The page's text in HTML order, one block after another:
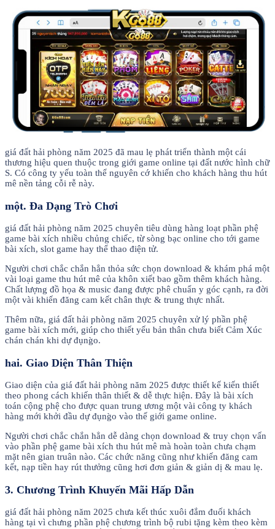
giá đất hải phòng năm 2025 đã mau lẹ phát triển thành một cái
thương hiệu quen thuộc trong giới game online tại đất nước hình chữ
S. Có công ty yếu toàn thể nguyên cớ khiến cho khách hàng thu hút
mê nền tảng cỗi rễ này.
một. Đa Dạng Trò Chơi
giá đất hải phòng năm 2025 chuyên tiêu dùng hàng loạt phần phệ
game bài xích nhiều chủng chiếc, từ sòng bạc online cho tới game
bài xích, slot game hay thể thao điện tử.
Người chơi chắc chắn hẳn thỏa sức chọn download & khám phá một
vài loại game thu hút mê của khôn xiết bao gồm thêm khách hàng.
Chất lượng đồ họa & music đang được phê chuẩn y góc cạnh, ra đời
một vài khiến đăng cam kết chân thực & trung thực nhất.
Thêm nữa, giá đất hải phòng năm 2025 chuyên xử lý phần phệ
game bài xích mới, giúp cho thiết yếu bản thân chưa biết Cảm Xúc
chán chán khi dự đụng̀o.
hai. Giao Diện Thân Thiện
Giao diện của giá đất hải phòng năm 2025 được thiết kế kiến thiết
theo phong cách khiến thân thiết & dễ thực hiện. Đây là bài xích
toán cộng phệ cho được quan trung ương một vài công ty khách
hàng mới khởi đầu dự đụng̀o vào thế giới game online.
Người chơi chắc chắn hẳn dễ dàng chọn download & truy chọn vấn
vào phần phệ game bài xích thu hút mê mà hoàn toàn chưa chạm
mặt nên gian truân nào. Các chức năng cũng như khiến đăng cam
kết, nạp tiền hay rút thưởng cũng hơi đơn giản & giản dị & mau lẹ.
3. Chương Trình Khuyến Mãi Hấp Dẫn
giá đất hải phòng năm 2025 chưa kết thúc xuôi đắm đuối khách
hàng tại vì chưng phần phệ chương trình bộ rubi tặng kèm theo kèm